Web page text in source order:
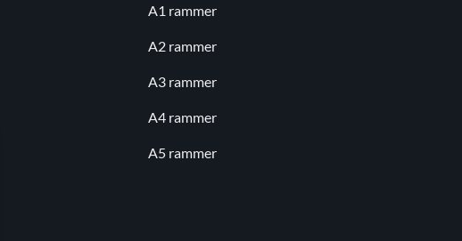
A1 rammer
A2 rammer
A3 rammer
A4 rammer
A5 rammer